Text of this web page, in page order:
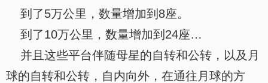
到了5万公里，数量增加到8座。
到了10万公里，数量增加到24座…
并且这些平台伴随母星的自转和公转，以及月
球的自转和公转，自内向外，在通往月球的方